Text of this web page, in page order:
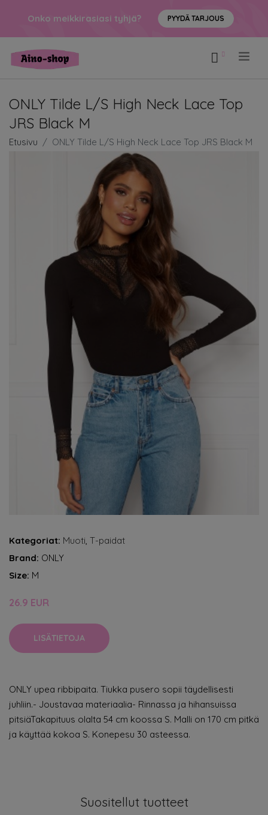
Onko meikkirasiasi tyhjä? PYYDÄ TARJOUS
ONLY Tilde L/S High Neck Lace Top
JRS Black M
Etusivu ONLY Tilde L/S High Neck Lace Top JRS Black M
Kategoriat: Muoti, T-paidat
Brand: ONLY
Size: M
26.9 EUR
LISÄTIETOJA
ONLY upea ribbipaita. Tiukka pusero sopii täydellisesti
juhliin.- Joustavaa materiaalia- Rinnassa ja hihansuissa
pitsiäTakapituus olalta 54 cm koossa S. Malli on 170 cm pitkä
ja käyttää kokoa S. Konepesu 30 asteessa.
Suositellut tuotteet